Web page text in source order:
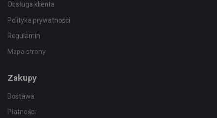
Obsługa klienta
Polityka prywatności
Regulamin
Mapa strony
Zakupy
Dostawa
Płatności